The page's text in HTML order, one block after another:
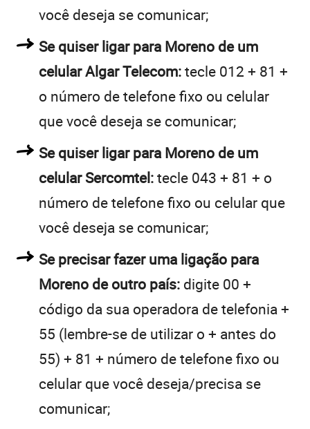
você deseja se comunicar;
Se quiser ligar para Moreno de um
celular Algar Telecom:tecle 012 + 81 +
o número de telefone fixo ou celular
que você deseja se comunicar;
Se quiser ligar para Moreno de um
celular Sercomtel:tecle 043 + 81 + o
número de telefone fixo ou celular que
você deseja se comunicar;
Se precisar fazer uma ligação para
Moreno de outro país: digite 00 +
código da sua operadora de telefonia +
55 (lembre-se de utilizar o + antes do
55) + 81 + número de telefone fixo ou
celular que você deseja/precisa se
comunicar;